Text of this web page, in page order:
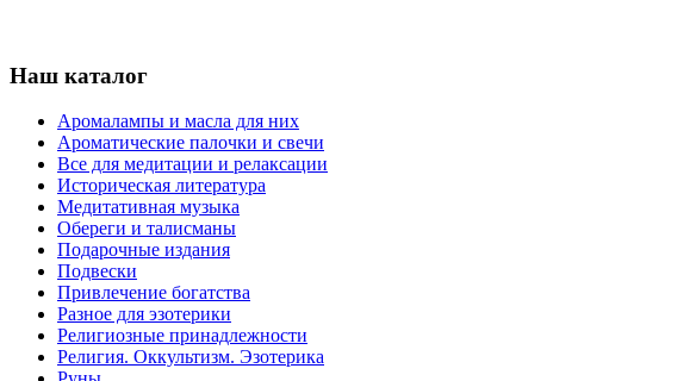
Наш каталог
Аромалампы и масла для них
Ароматические палочки и свечи
Все для медитации и релаксации
Историческая литература
Медитативная музыка
Обереги и талисманы
Подарочные издания
Подвески
Привлечение богатства
Разное для эзотерики
Религиозные принадлежности
Религия. Оккультизм. Эзотерика